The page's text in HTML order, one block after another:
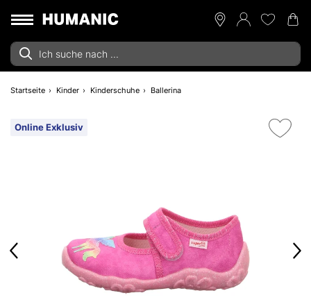
Startseite Kinder Kinderschuhe Ballerina
Online Exklusiv